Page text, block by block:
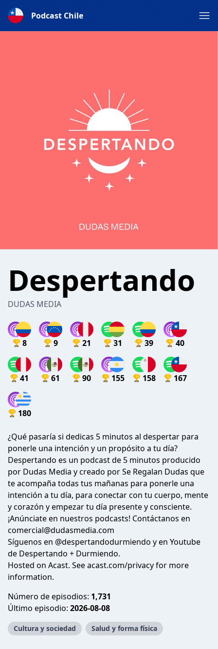
Podcast Chile
Despertando
DUDAS MEDIA
8 9 21 31 39 40
41 61 90 155 158 167
180
¿Qué pasaría si dedicas 5 minutos al despertar para
ponerle una intención y un propósito a tu día?
Despertando es un podcast de 5 minutos producido
por Dudas Media y creado porSe Regalan Dudas que
te acompaña todas tus mañanas para ponerle una
intención a tu día, para conectar con tu cuerpo, mente
y corazón y empezar tu día presente y consciente.
¡Anúnciate en nuestros podcasts! Contáctanos en
comercial@dudasmedia.com
Síguenos en @despertandodurmiendo y en Youtube
de Despertando + Durmiendo.
Hosted on Acast. Seeacast.com/privacyfor more
information.
Número de episodios: 1,731
Último episodio: 2026-08-08
Cultura y sociedad Salud y forma física